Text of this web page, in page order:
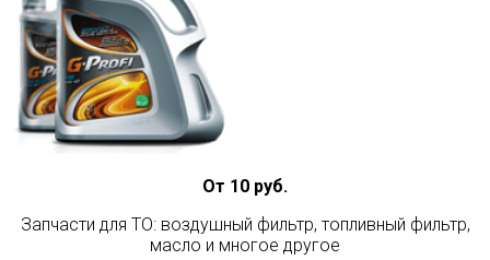
От 10 руб.
Запчасти для ТО: воздушный фильтр, топливный фильтр,
масло и многое другое